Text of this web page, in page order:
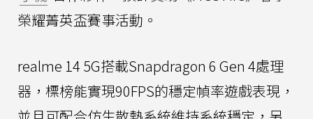
榮耀菁英盃賽事活動。
realme 14 5G搭載Snapdragon 6 Gen 4處理
器，標榜能實現90FPS的穩定幀率遊戲表現，